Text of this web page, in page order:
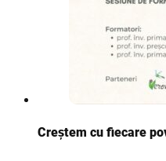
Creștem cu fiecare